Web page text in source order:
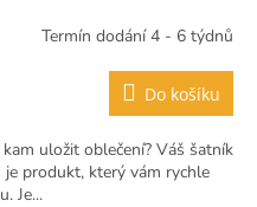
Termín dodání 4 - 6 týdnů
Do košíku
uložit oblečení? Váš šatník
produkt, který vám rychle
Je...